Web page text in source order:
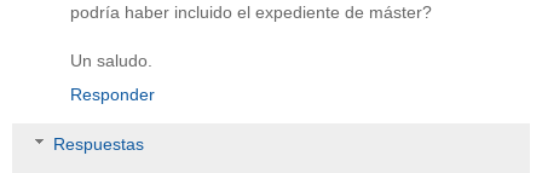
podría haber incluido el expediente de máster?
Un saludo.
Responder
Respuestas